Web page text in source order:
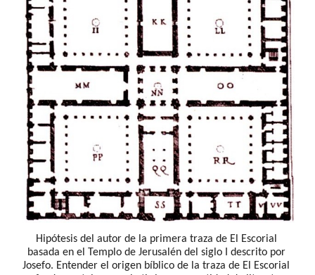
Hipótesis del autor de la primera traza de El Escorial
basada en el Templo de Jerusalén del siglo I descrito por
Josefo. Entender el origen bíblico de la traza de El Escorial